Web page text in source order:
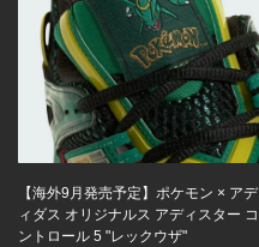
【海外9月発売予定】ポケモン × アデ
ィダス オリジナルス アディスター コ
ントロール 5 "レックウザ"